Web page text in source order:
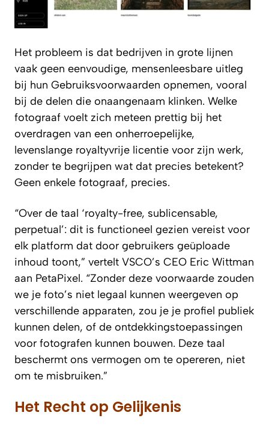
Het probleem is dat bedrijven in grote lijnen
vaak geen eenvoudige, mensenleesbare uitleg
bij hun Gebruiksvoorwaarden opnemen, vooral
bij de delen die onaangenaam klinken. Welke
fotograaf voelt zich meteen prettig bij het
overdragen van een onherroepelijke,
levenslange royaltyvrije licentie voor zijn werk,
zonder te begrijpen wat dat precies betekent?
Geen enkele fotograaf, precies.
“Over de taal ‘royalty-free, sublicensable,
perpetual’: dit is functioneel gezien vereist voor
elk platform dat door gebruikers geüploade
inhoud toont,” vertelt VSCO’s CEO Eric Wittman
aan PetaPixel. “Zonder deze voorwaarde zouden
we je foto’s niet legaal kunnen weergeven op
verschillende apparaten, zou je je profiel publiek
kunnen delen, of de ontdekkingstoepassingen
voor fotografen kunnen bouwen. Deze taal
beschermt ons vermogen om te opereren, niet
om te misbruiken.”
Het Recht op Gelijkenis